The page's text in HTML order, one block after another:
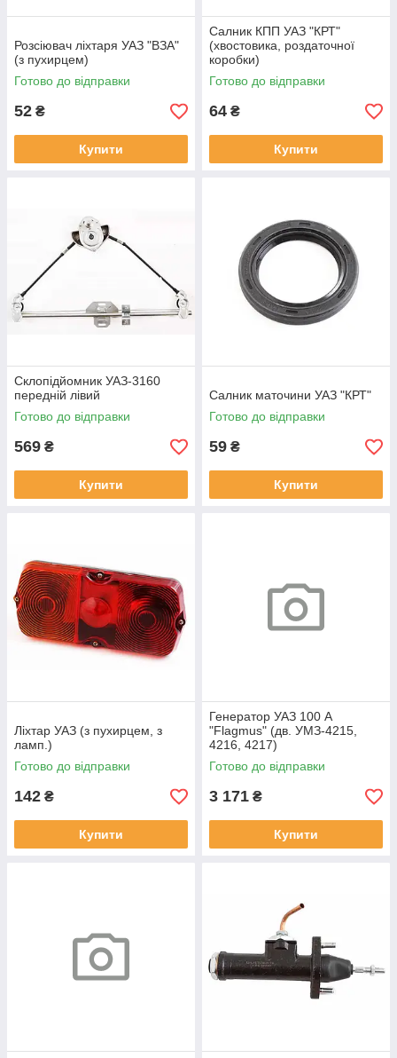
Розсіювач ліхтаря УАЗ "ВЗА"
(з пухирцем)
Готово до відправки
52 ₴
Купити
Салник КПП УАЗ "КРТ"
(хвостовика, роздаточної
коробки)
Готово до відправки
64 ₴
Купити
Склопідйомник УАЗ-3160
передній лівий
Готово до відправки
569 ₴
Купити
Салник маточини УАЗ "КРТ"
Готово до відправки
59 ₴
Купити
Ліхтар УАЗ (з пухирцем, з
ламп.)
Готово до відправки
142 ₴
Купити
Генератор УАЗ 100 А
"Flagmus" (дв. УМЗ-4215,
4216, 4217)
Готово до відправки
3 171 ₴
Купити